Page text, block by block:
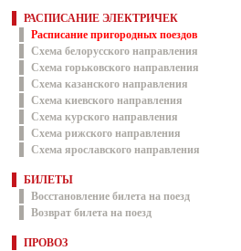
РАСПИСАНИЕ ЭЛЕКТРИЧЕК
Расписание пригородных поездов
Схема белорусского направления
Схема горьковского направления
Схема казанского направления
Схема киевского направления
Схема курского направления
Схема рижского направления
Схема ярославского направления
БИЛЕТЫ
Восстановление билета на поезд
Возврат билета на поезд
ПРОВОЗ